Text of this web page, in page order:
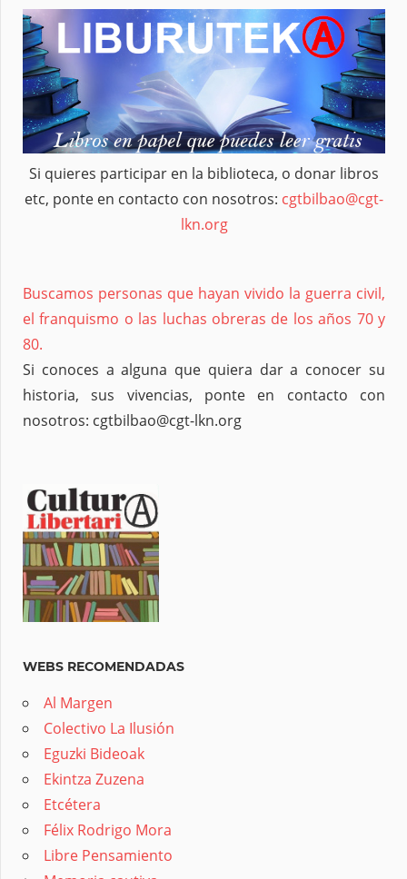
Si quieres participar en la biblioteca, o donar libros
etc, ponte en contacto con nosotros: cgtbilbao@cgt-
lkn.org
Buscamos personas que hayan vivido la guerra civil,
el franquismo o las luchas obreras de los años 70 y
80.
Si conoces a alguna que quiera dar a conocer su
historia, sus vivencias, ponte en contacto con
nosotros: cgtbilbao@cgt-lkn.org
WEBS RECOMENDADAS
Al Margen
Colectivo La Ilusión
Eguzki Bideoak
Ekintza Zuzena
Etcétera
Félix Rodrigo Mora
Libre Pensamiento